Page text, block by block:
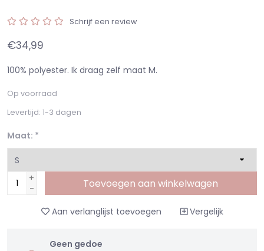
Schrijf een review
€34,99
100% polyester. Ik draag zelf maat M.
Op voorraad
Levertijd: 1-3 dagen
Maat: *
+
-
Toevoegen aan winkelwagen
Aan verlanglijst toevoegen Vergelijk
Geen gedoe